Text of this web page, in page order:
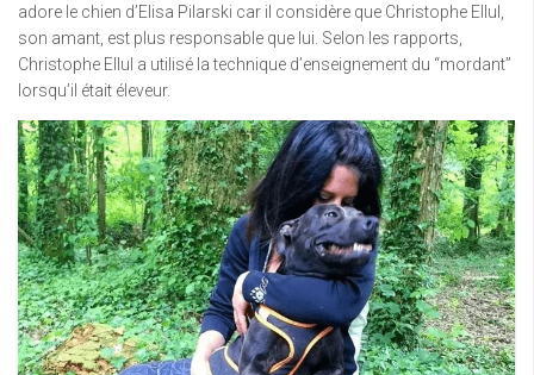
adore le chien d’Elisa Pilarski car il considère que Christophe Ellul,
son amant, est plus responsable que lui. Selon les rapports,
Christophe Ellul a utilisé la technique d’enseignement du “mordant”
lorsqu’il était éleveur.